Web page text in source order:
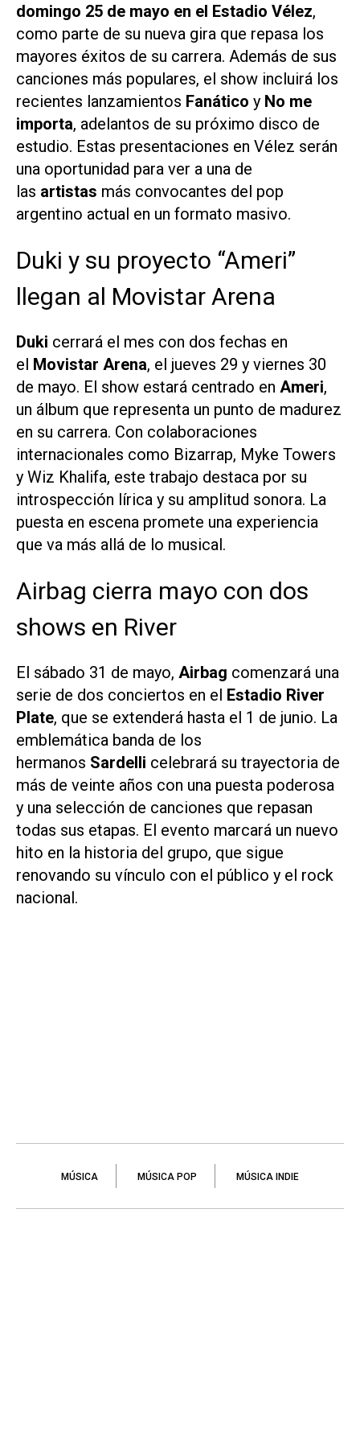
domingo 25 de mayo en el Estadio Vélez,
como parte de su nueva gira que repasa los
mayores éxitos de su carrera. Además de sus
canciones más populares, el show incluirá los
recientes lanzamientos Fanático y No me
importa, adelantos de su próximo disco de
estudio. Estas presentaciones en Vélez serán
una oportunidad para ver a una de
las artistas más convocantes del pop
argentino actual en un formato masivo.
Duki y su proyecto “Ameri”
llegan al Movistar Arena
Duki cerrará el mes con dos fechas en
el Movistar Arena, el jueves 29 y viernes 30
de mayo. El show estará centrado en Ameri,
un álbum que representa un punto de madurez
en su carrera. Con colaboraciones
internacionales como Bizarrap, Myke Towers
y Wiz Khalifa, este trabajo destaca por su
introspección lírica y su amplitud sonora. La
puesta en escena promete una experiencia
que va más allá de lo musical.
Airbag cierra mayo con dos
shows en River
El sábado 31 de mayo, Airbag comenzará una
serie de dos conciertos en el Estadio River
Plate, que se extenderá hasta el 1 de junio. La
emblemática banda de los
hermanos Sardelli celebrará su trayectoria de
más de veinte años con una puesta poderosa
y una selección de canciones que repasan
todas sus etapas. El evento marcará un nuevo
hito en la historia del grupo, que sigue
renovando su vínculo con el público y el rock
nacional.
MÚSICA MÚSICA POP MÚSICA INDIE